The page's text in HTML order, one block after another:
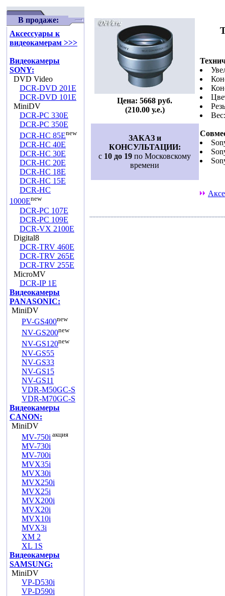
В продаже:
Аксессуары к
видеокамерам >>>
Видеокамеры
SONY:
DVD Video
DCR-DVD 201E
DCR-DVD 101E
MiniDV
DCR-PC 330E
DCR-PC 350E
DCR-HC 85Enew
DCR-HC 40E
DCR-HC 30E
DCR-HC 20E
DCR-HC 18E
DCR-HC 15E
DCR-HC
1000Enew
DCR-PC 107E
DCR-PC 109E
DCR-VX 2100E
Digital8
DCR-TRV 460E
DCR-TRV 265E
DCR-TRV 255E
MicroMV
DCR-IP 1E
Видеокамеры
PANASONIC:
MiniDV
PV-GS400new
NV-GS200new
NV-GS120new
NV-GS55
NV-GS33
NV-GS15
NV-GS11
VDR-M50GC-S
VDR-M70GC-S
Видеокамеры
CANON:
MiniDV
MV-750i акция
MV-730i
MV-700i
MVX35i
MVX30i
MVX250i
MVX25i
MVX200i
MVX20i
MVX10i
MVX3i
XM 2
XL 1S
Видеокамеры
SAMSUNG:
MiniDV
VP-D530i
VP-D590i
Цена: 5668 руб.
(210.00 у.е.)
ЗАКАЗ и
КОНСУЛЬТАЦИИ:
с 10 до 19 по Московскому
времени